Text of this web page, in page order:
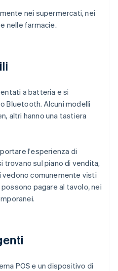
nei supermercati, nei
nelle farmacie.
a batteria e si
Bluetooth. Alcuni modelli
altri hanno una tastiera
l'esperienza di
trovano sul piano di vendita,
vedono comunemente visti
pagare al tavolo, nei
POS e un dispositivo di